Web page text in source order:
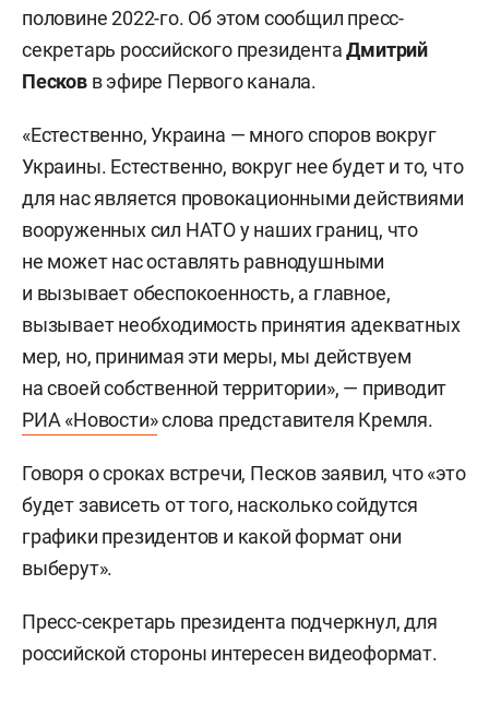
половине 2022-го. Об этом сообщил пресс-
секретарь российского президентаДмитрий
Песковв эфире Первого канала.
«Естественно, Украина — много споров вокруг
Украины. Естественно, вокруг нее будет и то, что
для нас является провокационными действиями
вооруженных сил НАТО у наших границ, что
не может нас оставлять равнодушными
и вызывает обеспокоенность, а главное,
вызывает необходимость принятия адекватных
мер, но, принимая эти меры, мы действуем
на своей собственной территории», — приводит
РИА «Новости»слова представителя Кремля.
Говоря о сроках встречи, Песков заявил, что «это
будет зависеть от того, насколько сойдутся
графики президентов и какой формат они
выберут».
Пресс-секретарь президента подчеркнул, для
российской стороны интересен видеоформат.